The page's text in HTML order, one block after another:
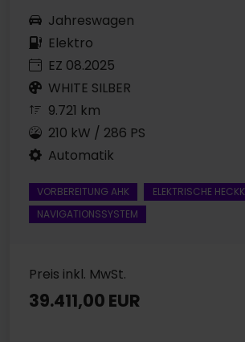
Jahreswagen
Elektro
EZ 08.2025
WHITE SILBER
9.721 km
210 kW / 286 PS
Automatik
VORBEREITUNG AHK
ELEKTRISCHE
NAVIGATIONSSYSTEM
Preis inkl. MwSt.
39.411,00 EUR